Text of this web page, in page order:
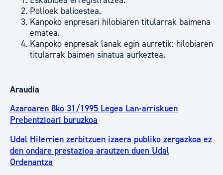
Polloek balioestea.
Kanpoko enpresari hilobiaren titularrak baimena
ematea.
Kanpoko enpresak lanak egin aurretik: hilobiaren
titularrak baimen sinatua aurkeztea.
Araudia
Azaroaren 8ko 31/1995 Legea Lan-arriskuen
Prebentzioari buruzkoa
Udal Hilerrien zerbitzuen izaera publiko zergazkoa ez
den ondare prestazioa arautzen duen Udal
Ordenantza